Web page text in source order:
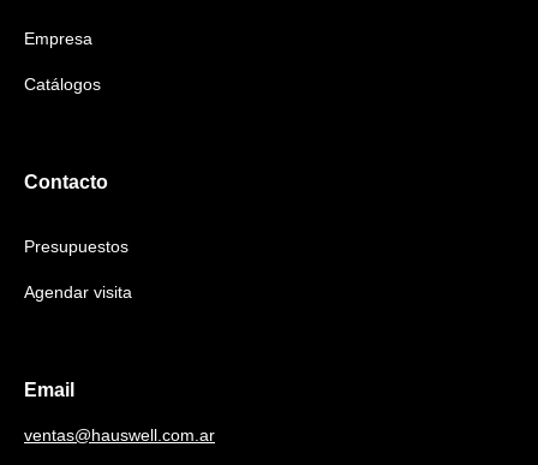
Empresa
Catálogos
Contacto
Presupuestos
Agendar visita
Email
ventas@hauswell.com.ar